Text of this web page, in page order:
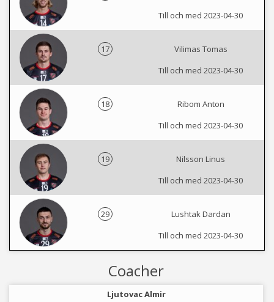
Till och med 2023-04-30
17
Vilimas Tomas
Till och med 2023-04-30
18
Ribom Anton
Till och med 2023-04-30
19
Nilsson Linus
Till och med 2023-04-30
29
Lushtak Dardan
Till och med 2023-04-30
Coacher
Ljutovac Almir